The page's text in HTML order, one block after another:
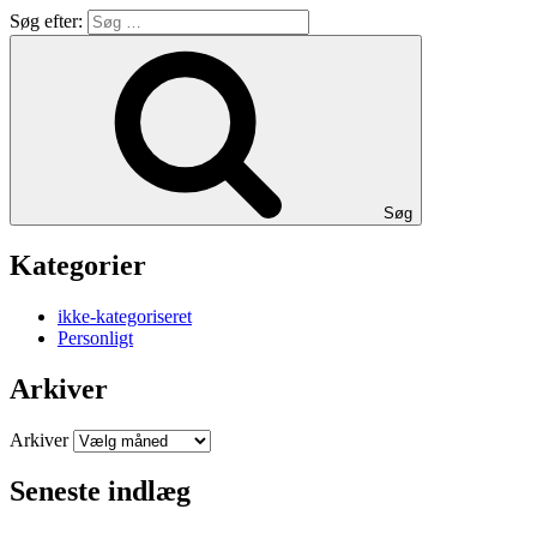
Søg efter:
Søg
Kategorier
ikke-kategoriseret
Personligt
Arkiver
Arkiver
Seneste indlæg